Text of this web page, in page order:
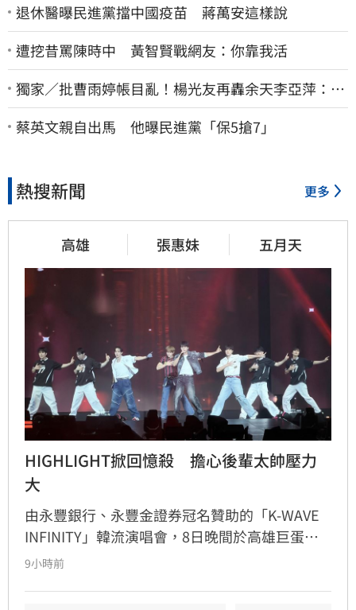
退休醫曝民進黨擋中國疫苗 蔣萬安這樣說
遭挖昔罵陳時中 黃智賢戰網友：你靠我活
獨家／批曹雨婷帳目亂！楊光友再轟余天李亞萍：他
們工會跟演藝圈沒關
蔡英文親自出馬 他曝民進黨「保5搶7」
熱搜新聞 更多
高雄 張惠妹 五月天
HIGHLIGHT掀回憶殺　擔心後輩太帥壓力
大
由永豐銀行、永豐金證券冠名贊助的「K-WAVE
INFINITY」韓流演唱會，8日晚間於高雄巨蛋熱
力開唱，集結NEWBEAT、FLARE U、CRAVITY、
9小時前